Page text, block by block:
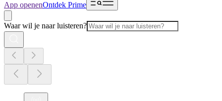
App openenOntdek Prime
Waar wil je naar luisteren?